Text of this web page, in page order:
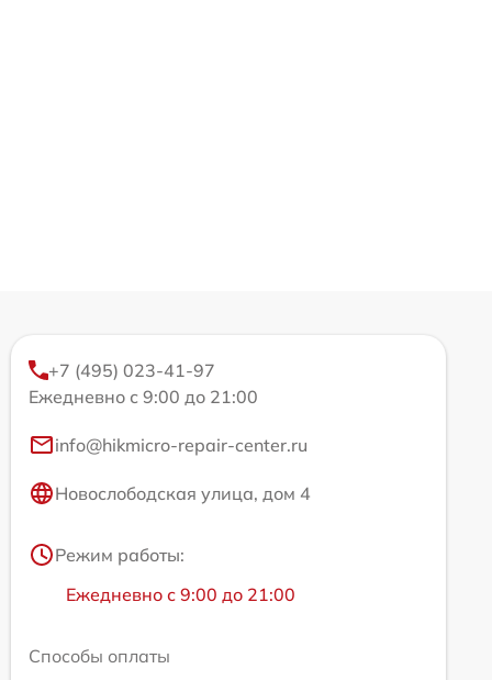
+7 (495) 023-41-97
Ежедневно с 9:00 до 21:00
info@hikmicro-repair-center.ru
Новослободская улица, дом 4
Режим работы:
Ежедневно с 9:00 до 21:00
Способы оплаты